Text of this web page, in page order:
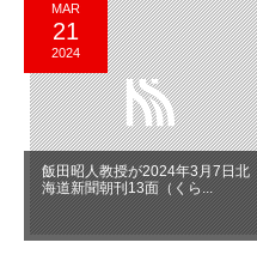
MAR
21
2024
飯田昭人教授が2024年3月7日北
海道新聞朝刊13面（くら...